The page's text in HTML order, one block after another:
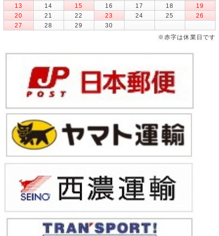
13
14 15 16 17 18
19
20
21 22 23 24 25
26
27
28 29
30
※赤字は休業日です